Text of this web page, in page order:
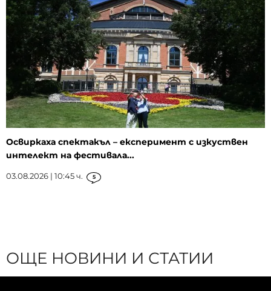
Освиркаха спектакъл – експеримент с изкуствен
интелект на фестивала...
03.08.2026 | 10:45 ч. 5
ОЩЕ НОВИНИ И СТАТИИ